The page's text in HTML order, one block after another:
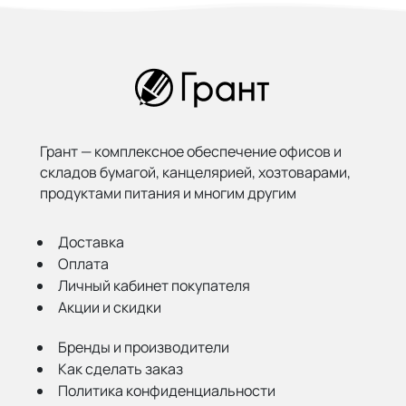
Грант — комплексное обеспечение офисов и
складов бумагой, канцелярией, хозтоварами,
продуктами питания и многим другим
Доставка
Оплата
Личный кабинет покупателя
Акции и скидки
Бренды и производители
Как сделать заказ
Политика конфиденциальности